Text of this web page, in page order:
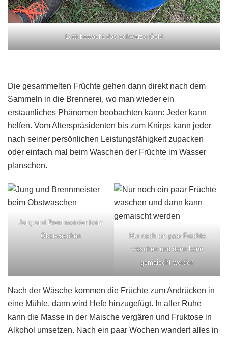
Lotti bewacht das schwarze Gold
Die gesammelten Früchte gehen dann direkt nach dem
Sammeln in die Brennerei, wo man wieder ein
erstaunliches Phänomen beobachten kann: Jeder kann
helfen. Vom Alterspräsidenten bis zum Knirps kann jeder
nach seiner persönlichen Leistungsfähigkeit zupacken
oder einfach mal beim Waschen der Früchte im Wasser
planschen.
Jung und Brennmeister beim
Obstwaschen
Nur noch ein paar Früchte
waschen und dann kann
gemaischt werden
Nach der Wäsche kommen die Früchte zum Andrücken in
eine Mühle, dann wird Hefe hinzugefügt. In aller Ruhe
kann die Masse in der Maische vergären und Fruktose in
Alkohol umsetzen. Nach ein paar Wochen wandert alles in